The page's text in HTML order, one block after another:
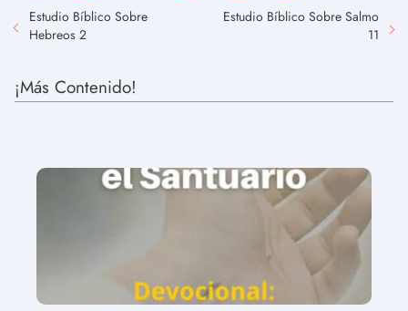
Estudio Bíblico Sobre
Hebreos 2
Estudio Bíblico Sobre Salmo
11
¡Más Contenido!